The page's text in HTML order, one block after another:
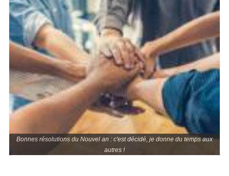
Bonnes résolutions du Nouvel an : c'est décidé, je donne du temps aux
autres !